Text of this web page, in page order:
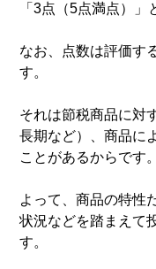
「3点（5点満点）」
なお、点数は評価す
す。
それは節税商品に対
長期など）、商品に
ことがあるからです。
よって、商品の特性
状況などを踏まえて
す。